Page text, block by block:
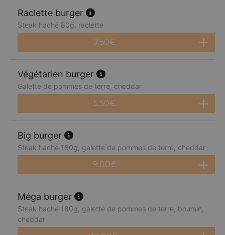
Raclette burger
Steak haché 80g, raclette
7.50€
Végétarien burger
Galette de pommes de terre, cheddar
5.50€
Big burger
Steak haché 180g, galette de pommes de terre, cheddar
9.00€
Méga burger
Steak haché 180g, galette de pommes de terre, boursin,
cheddar